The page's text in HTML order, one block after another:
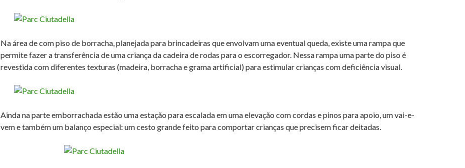
Na área de com piso de borracha, planejada para brincadeiras que envolvam uma eventual queda, existe uma rampa que
permite fazer a transferência de uma criança da cadeira de rodas para o escorregador. Nessa rampa uma parte do piso é
revestida com diferentes texturas (madeira, borracha e grama artificial) para estimular crianças com deficiência visual.
Ainda na parte emborrachada estão uma estação para escalada em uma elevação com cordas e pinos para apoio, um vai-e-
vem e também um balanço especial: um cesto grande feito para comportar crianças que precisem ficar deitadas.